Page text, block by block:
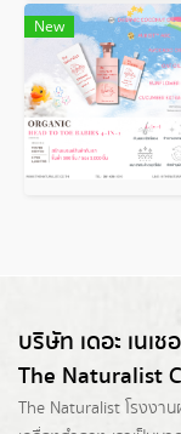
New
บริษัท เดอะ เนเ
The Naturalist
The Naturalist โรงงา